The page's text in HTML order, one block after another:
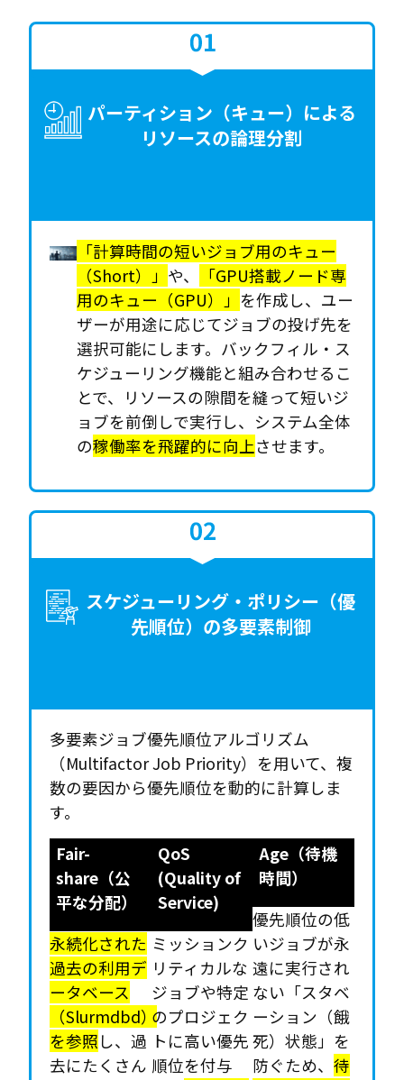
パーティション（キュー）による
リソースの論理分割
「計算時間の短いジョブ用のキュー
（Short）」 や、
「GPU搭載ノード専
用のキュー（GPU）」 を作成し、ユー
ザーが用途に応じてジョブの投げ先を
選択可能にします。バックフィル・ス
ケジューリング機能と組み合わせるこ
とで、リソースの隙間を縫って短いジ
ョブを前倒しで実行し、システム全体
の稼働率を飛躍的に向上させます。
スケジューリング・ポリシー（優
先順位）の多要素制御
多要素ジョブ優先順位アルゴリズム
（Multifactor Job Priority）を用いて、複
数の要因から優先順位を動的に計算しま
す。
Fair-
share（公
平な分配）
永続化された
過去の利用デ
ータベース
（Slurmdbd）
を参照 し、過
去にたくさん
QoS
(Quality of
Service)
ミッションク
リティカルな
ジョブや特定
のプロジェク
トに高い優先
順位を付与
Age（待機
時間）
優先順位の低
いジョブが永
遠に実行され
ない「スタベ
ーション（餓
死）状態」を
防ぐため、待